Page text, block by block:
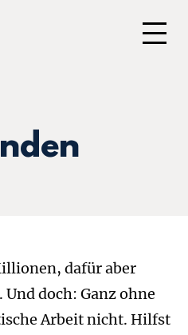
dafür aber
doch: Ganz ohne
Arbeit nicht. Hilfst